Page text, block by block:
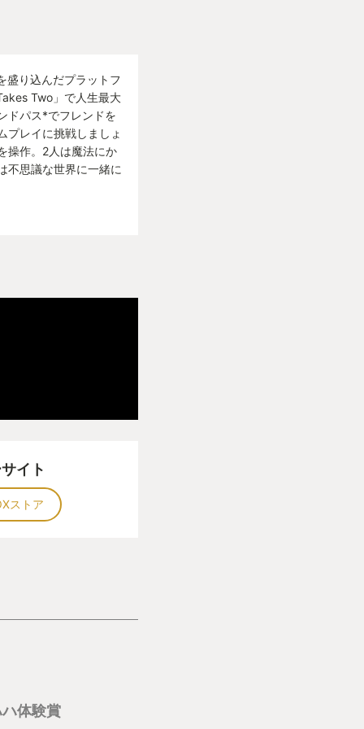
息子の「It takes
た。。
takes two」は大満
て僕のGOTY 2023
をGOTYに選ぶの
て息子と2人でク
り移ってしまった
り広げるというの
ていて「人間に戻
っているが、力を
思い出の場所を訪
つの間にか庭木に
ず枯れようとして
ネタが随所にちり
みにうちの息子は
盛り込んだプラットフ
Two」で人生最大
ドパス*でフレンドを
プレイに挑戦しましょ
操作。2人は魔法にか
不思議な世界に一緒に
イト
ストア
体験賞